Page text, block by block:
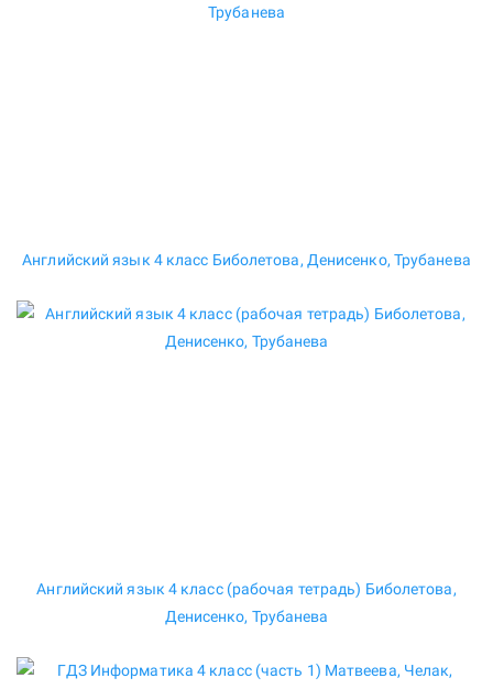
Английский язык 4 класс Биболетова, Денисенко, Трубанева
Английский язык 4 класс (рабочая тетрадь) Биболетова,
Денисенко, Трубанева